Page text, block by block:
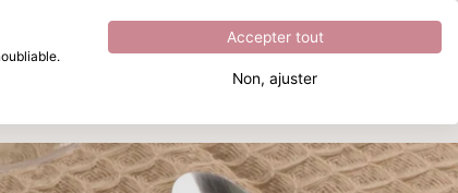
Excellent 4.8sur5
Accepter tout
Non, ajuster